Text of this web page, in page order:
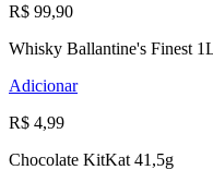
R$ 99,90
Whisky Ballantine's Finest
Adicionar
R$ 4,99
Chocolate KitKat 41,5g